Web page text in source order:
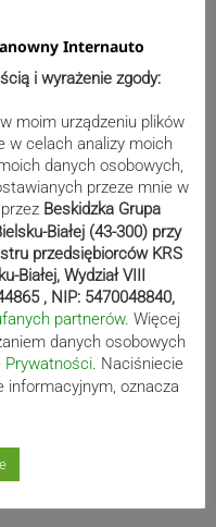
na
– Lechia 2:2 |
Internauto
i wyrażenie zgody:
moim urządzeniu plików
w celach analizy moich
danych osobowych,
przeze mnie w
Beskidzka Grupa
Białej (43-300) przy
przedsiębiorców KRS
Białej, Wydział VIII
, NIP: 5470048840,
partnerów. Więcej
danych osobowych
Prywatności. Naciśniecie
informacyjnym, oznacza